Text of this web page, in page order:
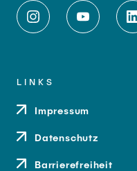
LINKS
Impressum
Datenschutz
Barrierefreiheit